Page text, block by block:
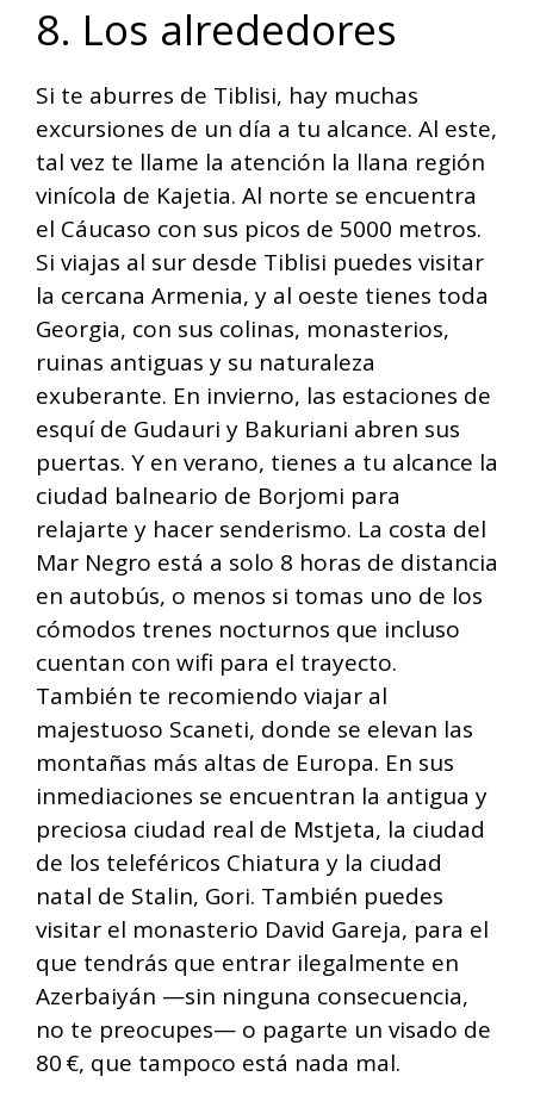
8. Los alrededores
Si te aburres de Tiblisi, hay muchas
excursiones de un día a tu alcance. Al este,
tal vez te llame la atención la llana región
vinícola de Kajetia. Al norte se encuentra
el Cáucaso con sus picos de 5000 metros.
Si viajas al sur desde Tiblisi puedes visitar
la cercana Armenia, y al oeste tienes toda
Georgia, con sus colinas, monasterios,
ruinas antiguas y su naturaleza
exuberante. En invierno, las estaciones de
esquí de Gudauri y Bakuriani abren sus
puertas. Y en verano, tienes a tu alcance la
ciudad balneario de Borjomi para
relajarte y hacer senderismo. La costa del
Mar Negro está a solo 8 horas de distancia
en autobús, o menos si tomas uno de los
cómodos trenes nocturnos que incluso
cuentan con wifi para el trayecto.
También te recomiendo viajar al
majestuoso Scaneti, donde se elevan las
montañas más altas de Europa. En sus
inmediaciones se encuentran la antigua y
preciosa ciudad real de Mstjeta, la ciudad
de los teleféricos Chiatura y la ciudad
natal de Stalin, Gori. También puedes
visitar el monasterio David Gareja, para el
que tendrás que entrar ilegalmente en
Azerbaiyán —sin ninguna consecuencia,
no te preocupes— o pagarte un visado de
80 €, que tampoco está nada mal.